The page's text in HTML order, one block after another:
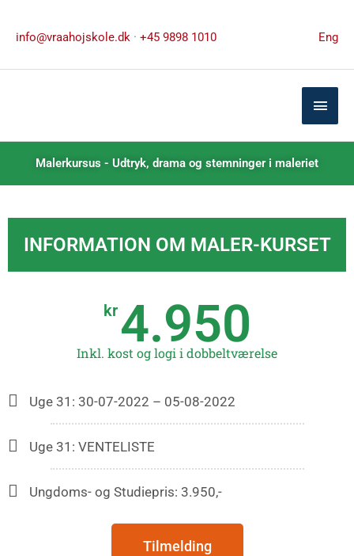
indholdet
info@vraahojskole.dk · +45 9898 1010 Eng
Malerkursus - Udtryk, drama og stemninger i maleriet
INFORMATION OM MALER-KURSET
kr4.950
Inkl. kost og logi i dobbeltværelse
Uge 31: 30-07-2022 – 05-08-2022
Uge 31: VENTELISTE
Ungdoms- og Studiepris: 3.950,-
Tilmelding